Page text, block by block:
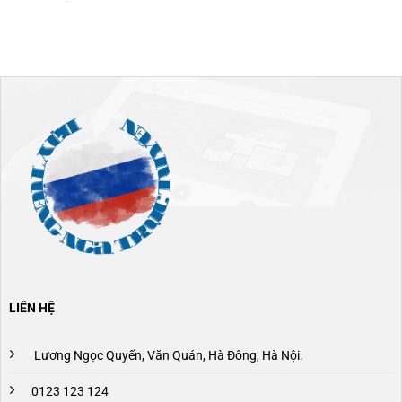
LIÊN HỆ
Lương Ngọc Quyến, Văn Quán, Hà Đông, Hà Nội.
0123 123 124